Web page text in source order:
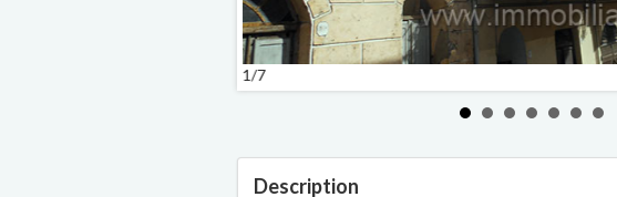
1/7
Description